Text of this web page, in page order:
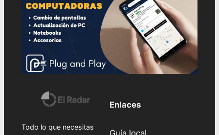
Todo lo que necesitas
Enlaces
Guía local